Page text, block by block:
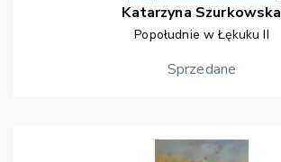
Katarzyna Szurkowska
Popołudnie w Łękuku II
Sprzedane